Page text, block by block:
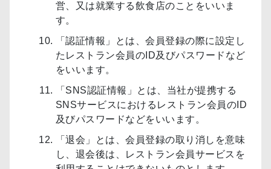
営、又は就業する飲食店のことをいいま
す。
「認証情報」とは、会員登録の際に設定し
たレストラン会員のID及びパスワードなど
をいいます。
「SNS認証情報」とは、当社が提携する
SNSサービスにおけるレストラン会員のID
及びパスワードなどをいいます。
「退会」とは、会員登録の取り消しを意味
し、退会後は、レストラン会員サービスを